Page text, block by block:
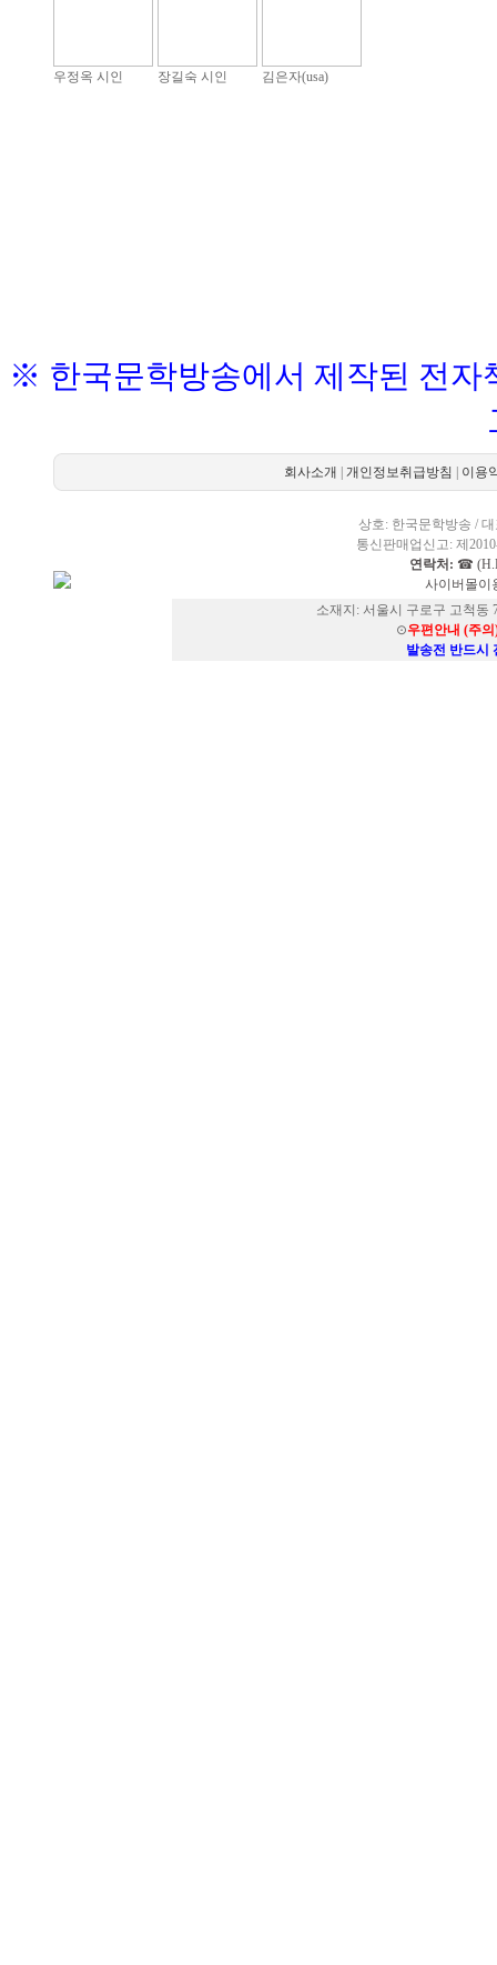
우정옥 시인 장길숙 시인 김은자(usa)
※ 한국문학방송에서 제작된 전자
회사소개 개인정보취급방침 이용
상호: 한국문학방송 /
통신판매업신고: 제
연락처: ☎
사이버몰이
소재지: 서울시 구로구 고척동
⊙우편안내 (주
발송전 반드시